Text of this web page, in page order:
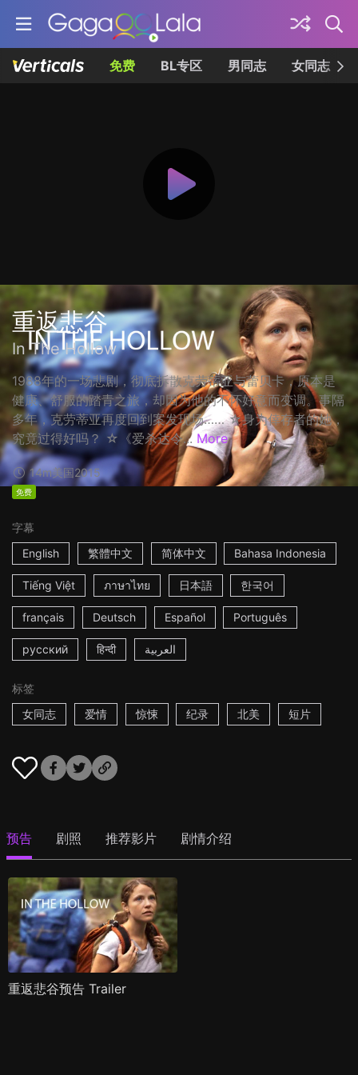
免费 BL专区 男同志 女同志
重返悲谷
In The Hollow
1988年的一场悲剧，彻底拆散克劳蒂亚与蕾贝卡，原本是
健康、舒服的踏青之旅，却因为他的不怀好意而变调。事隔
多年，克劳蒂亚再度回到案发现场…… ☆身为倖存者的她，
究竟过得好吗？ ☆《爱杀达令... More
14m美国2015
免费
字幕
English
繁體中文 简体中文 Bahasa Indonesia
Tiếng Việt ภาษาไทย 日本語 한국어
français Deutsch Español Português
русский हिन्दी العربية
标签
女同志
爱情 惊悚 纪录 北美 短片
预告 剧照 推荐影片 剧情介绍
重返悲谷预告 Trailer